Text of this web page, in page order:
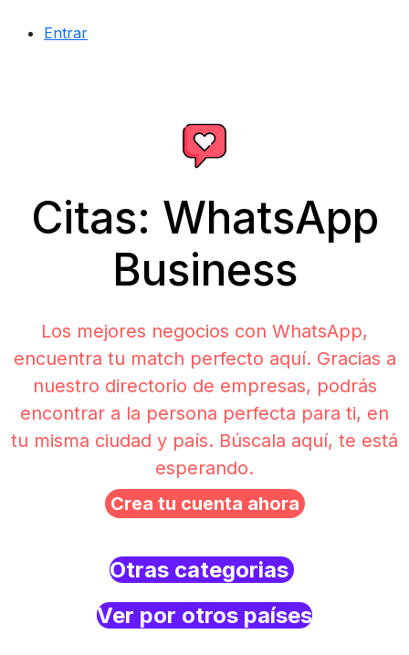
Entrar
Citas: WhatsApp
Business
Los mejores negocios con WhatsApp,
encuentra tu match perfecto aquí. Gracias a
nuestro directorio de empresas, podrás
encontrar a la persona perfecta para ti, en
tu misma ciudad y país. Búscala aquí, te está
esperando.
Crea tu cuenta ahora
Otras categorias
Ver por otros países